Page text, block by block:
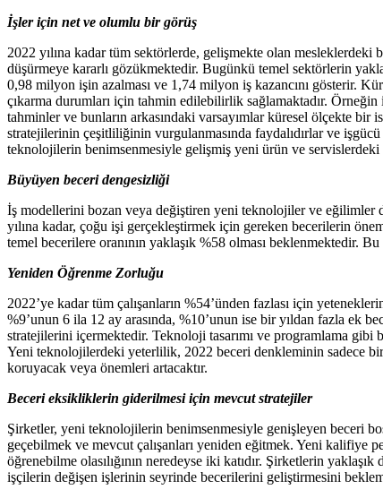
İşler için net ve olumlu bir görüş
2022 yılına kadar tüm sektörlerde, gelişmekte olan mesleklerdeki
düşürmeye kararlı gözükmektedir. Bugünkü temel sektörlerin
0,98 milyon işin azalması ve 1,74 milyon iş kazancını gösterir.
çıkarma durumları için tahmin edilebilirlik sağlamaktadır.
tahminler ve bunların arkasındaki varsayımlar küresel ölçekte
stratejilerinin çeşitliliğinin vurgulanmasında faydalıdırlar ve
teknolojilerin benimsenmesiyle gelişmiş yeni ürün ve servislerdeki
Büyüyen beceri dengesizliği
İş modellerini bozan veya değiştiren yeni teknolojiler ve eğilimler
yılına kadar, çoğu işi gerçekleştirmek için gereken becerilerin
temel becerilere oranının yaklaşık %58 olması beklenmektedir.
Yeniden Öğrenme Zorluğu
2022’ye kadar tüm çalışanların %54’ünden fazlası için
%9’unun 6 ila 12 ay arasında, %10’unun ise bir yıldan fazla ek
stratejilerini içermektedir. Teknoloji tasarımı ve programlama
Yeni teknolojilerdeki yeterlilik, 2022 beceri denkleminin sadece
koruyacak veya önemleri artacaktır.
Beceri eksikliklerin giderilmesi için mevcut stratejiler
Şirketler, yeni teknolojilerin benimsenmesiyle genişleyen beceri
geçebilmek ve mevcut çalışanları yeniden eğitmek. Yeni kalifiye
öğrenebilme olasılığının neredeyse iki katıdır. Şirketlerin
işçilerin değişen işlerinin seyrinde becerilerini geliştirmesini